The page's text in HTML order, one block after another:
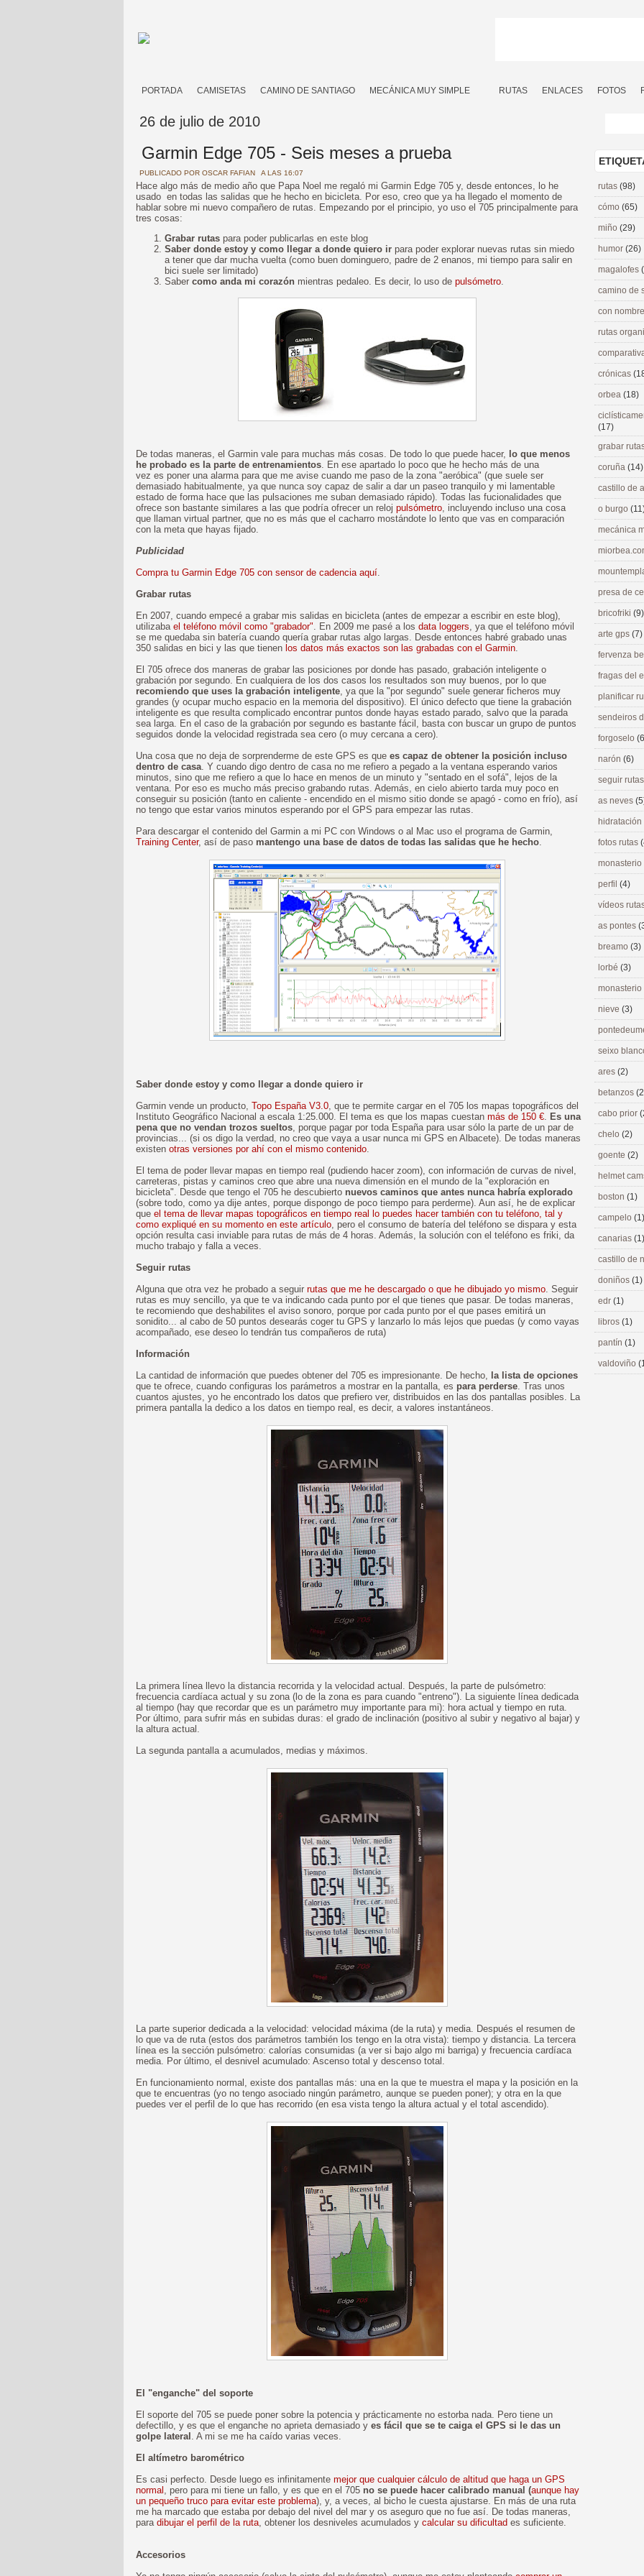
PORTADA CAMISETAS CAMINO DE SANTIAGO MECÁNICA MUY SIMPLE RUTAS ENLACES FOTOS
26 de julio de 2010
Garmin Edge 705 - Seis meses a prueba
PUBLICADO POR OSCAR FAFIAN A LAS 16:07
Hace algo más de medio año que Papa Noel me regaló mi Garmin Edge 705 y, desde entonces, lo he
usado en todas las salidas que he hecho en bicicleta. Por eso, creo que ya ha llegado el momento de
hablar sobre mi nuevo compañero de rutas. Empezando por el principio, yo uso el 705 principalmente para
tres cosas:
Grabar rutas para poder publicarlas en este blog
Saber donde estoy y como llegar a donde quiero ir para poder explorar nuevas rutas sin miedo
a tener que dar mucha vuelta (como buen dominguero, padre de 2 enanos, mi tiempo para salir en
bici suele ser limitado)
Saber como anda mi corazón mientras pedaleo. Es decir, lo uso de pulsómetro.
De todas maneras, el Garmin vale para muchas más cosas. De todo lo que puede hacer, lo que menos
he probado es la parte de entrenamientos. En ese apartado lo poco que he hecho más de una
vez es poner una alarma para que me avise cuando me paso de la zona "aeróbica" (que suele ser
demasiado habitualmente, ya que nunca soy capaz de salir a dar un paseo tranquilo y mi lamentable
estado de forma hace que las pulsaciones me suban demasiado rápido). Todas las fucionalidades que
ofrece son bastante similares a las que podría ofrecer un reloj pulsómetro, incluyendo incluso una cosa
que llaman virtual partner, que no es más que el cacharro mostándote lo lento que vas en comparación
con la meta que hayas fijado.
Publicidad
Compra tu Garmin Edge 705 con sensor de cadencia aquí.
Grabar rutas
En 2007, cuando empecé a grabar mis salidas en bicicleta (antes de empezar a escribir en este blog),
utilizaba el teléfono móvil como "grabador". En 2009 me pasé a los data loggers, ya que el teléfono móvil
se me quedaba sin batería cuando quería grabar rutas algo largas. Desde entonces habré grabado unas
350 salidas en bici y las que tienen los datos más exactos son las grabadas con el Garmin.
El 705 ofrece dos maneras de grabar las posiciones por donde has pasado, grabación inteligente o
grabación por segundo. En cualquiera de los dos casos los resultados son muy buenos, por lo que
recomiendo que uses la grabación inteligente, ya que la "por segundo" suele generar ficheros muy
grandes (y ocupar mucho espacio en la memoria del dispositivo). El único defecto que tiene la grabación
inteligente es que resulta complicado encontrar puntos donde hayas estado parado, salvo que la parada
sea larga. En el caso de la grabación por segundo es bastante fácil, basta con buscar un grupo de puntos
seguidos donde la velocidad registrada sea cero (o muy cercana a cero).
Una cosa que no deja de sorprenderme de este GPS es que es capaz de obtener la posición incluso
dentro de casa. Y cuando digo dentro de casa no me refiero a pegado a la ventana esperando varios
minutos, sino que me refiero a que lo hace en menos de un minuto y "sentado en el sofá", lejos de la
ventana. Por eso es mucho más preciso grabando rutas. Además, en cielo abierto tarda muy poco en
conseguir su posición (tanto en caliente - encendido en el mismo sitio donde se apagó - como en frío), así
no tengo que estar varios minutos esperando por el GPS para empezar las rutas.
Para descargar el contenido del Garmin a mi PC con Windows o al Mac uso el programa de Garmin,
Training Center, así de paso mantengo una base de datos de todas las salidas que he hecho.
Saber donde estoy y como llegar a donde quiero ir
Garmin vende un producto, Topo España V3.0, que te permite cargar en el 705 los mapas topográficos del
Instituto Geográfico Nacional a escala 1:25.000. El tema es que los mapas cuestan más de 150 €. Es una
pena que no vendan trozos sueltos, porque pagar por toda España para usar sólo la parte de un par de
provincias... (si os digo la verdad, no creo que vaya a usar nunca mi GPS en Albacete). De todas maneras
existen otras versiones por ahí con el mismo contenido.
El tema de poder llevar mapas en tiempo real (pudiendo hacer zoom), con información de curvas de nivel,
carreteras, pistas y caminos creo que abre una nueva dimensión en el mundo de la "exploración en
bicicleta". Desde que tengo el 705 he descubierto nuevos caminos que antes nunca habría explorado
(sobre todo, como ya dije antes, porque dispongo de poco tiempo para perderme). Aun así, he de explicar
que el tema de llevar mapas topográficos en tiempo real lo puedes hacer también con tu teléfono, tal y
como expliqué en su momento en este artículo, pero el consumo de batería del teléfono se dispara y esta
opción resulta casi inviable para rutas de más de 4 horas. Además, la solución con el teléfono es friki, da
mucho trabajo y falla a veces.
Seguir rutas
Alguna que otra vez he probado a seguir rutas que me he descargado o que he dibujado yo mismo. Seguir
rutas es muy sencillo, ya que te va indicando cada punto por el que tienes que pasar. De todas maneras,
te recomiendo que deshabilites el aviso sonoro, porque por cada punto por el que pases emitirá un
sonidito... al cabo de 50 puntos desearás coger tu GPS y lanzarlo lo más lejos que puedas (y como vayas
acompañado, ese deseo lo tendrán tus compañeros de ruta)
Información
La cantidad de información que puedes obtener del 705 es impresionante. De hecho, la lista de opciones
que te ofrece, cuando configuras los parámetros a mostrar en la pantalla, es para perderse. Tras unos
cuantos ajustes, yo he encontrado los datos que prefiero ver, distribuidos en las dos pantallas posibles. La
primera pantalla la dedico a los datos en tiempo real, es decir, a valores instantáneos.
La primera línea llevo la distancia recorrida y la velocidad actual. Después, la parte de pulsómetro:
frecuencia cardíaca actual y su zona (lo de la zona es para cuando "entreno"). La siguiente línea dedicada
al tiempo (hay que recordar que es un parámetro muy importante para mi): hora actual y tiempo en ruta.
Por último, para sufrir más en subidas duras: el grado de inclinación (positivo al subir y negativo al bajar) y
la altura actual.
La segunda pantalla a acumulados, medias y máximos.
La parte superior dedicada a la velocidad: velocidad máxima (de la ruta) y media. Después el resumen de
lo que va de ruta (estos dos parámetros también los tengo en la otra vista): tiempo y distancia. La tercera
línea es la sección pulsómetro: calorías consumidas (a ver si bajo algo mi barriga) y frecuencia cardíaca
media. Por último, el desnivel acumulado: Ascenso total y descenso total.
En funcionamiento normal, existe dos pantallas más: una en la que te muestra el mapa y la posición en la
que te encuentras (yo no tengo asociado ningún parámetro, aunque se pueden poner); y otra en la que
puedes ver el perfil de lo que has recorrido (en esa vista tengo la altura actual y el total ascendido).
El "enganche" del soporte
El soporte del 705 se puede poner sobre la potencia y prácticamente no estorba nada. Pero tiene un
defectillo, y es que el enganche no aprieta demasiado y es fácil que se te caiga el GPS si le das un
golpe lateral . A mi se me ha caído varias veces.
El altímetro barométrico
Es casi perfecto. Desde luego es infinitamente mejor que cualquier cálculo de altitud que haga un GPS
normal , pero para mi tiene un fallo, y es que en el 705 no se puede hacer calibrado manual (aunque hay
un pequeño truco para evitar este problema), y, a veces, al bicho le cuesta ajustarse. En más de una ruta
me ha marcado que estaba por debajo del nivel del mar y os aseguro que no fue así. De todas maneras,
para dibujar el perfil de la ruta, obtener los desniveles acumulados y calcular su dificultad es suficiente.
Accesorios
rutas (98)
cómo (65)
miño (29)
humor (26)
magalofes
camino de
con
rutas
crónicas
orbea (18)
(17)
grabar
coruña (14)
castillo de
o burgo
mecánica
presa de
bricofriki (9)
arte gps (7)
fervenza
fragas del
planificar
sendeiros
forgoselo
narón (6)
seguir
as neves
hidratación
fotos rutas
perfil (4)
vídeos
as pontes
breamo (3)
lorbé (3)
nieve (3)
seixo
ares (2)
betanzos
cabo prior
chelo (2)
goente (2)
helmet
boston (1)
campelo (1)
canarias (1)
castillo de
doniños (1)
edr (1)
libros (1)
pantín (1)
valdoviño